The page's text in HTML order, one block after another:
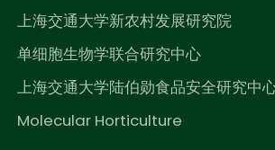
上海交通大学新农村发展研究院
单细胞生物学联合研究中心
上海交通大学陆伯勋食品安全研究中
Molecular Horticulture